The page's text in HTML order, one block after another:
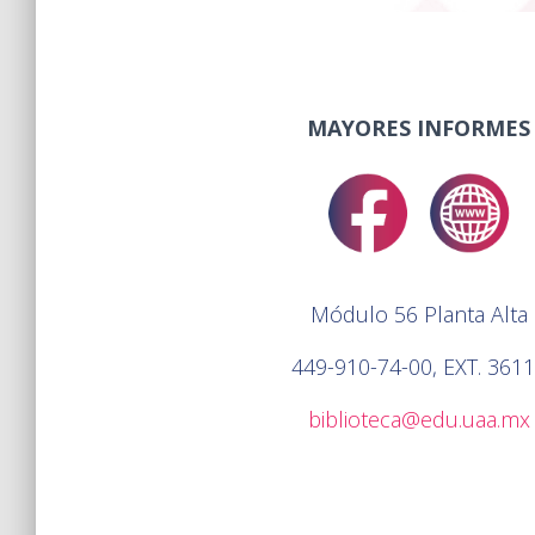
MAYORES INFORMES
Módulo 56 Planta Alta
449-910-74-00, EXT.
biblioteca@edu.uaa.mx